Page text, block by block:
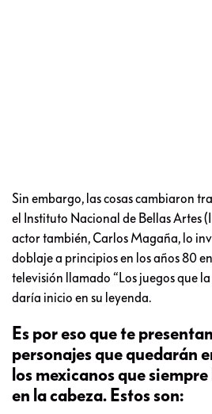
Sin embargo, las cosas cambiaron
el Instituto Nacional de Bellas Artes
actor también, Carlos Magaña, lo
doblaje a principios en los años 80
televisión llamado “Los juegos que
daría inicio en su leyenda.
Es por eso que te
personajes que quedarán
los mexicanos que
en la cabeza. Estos son: